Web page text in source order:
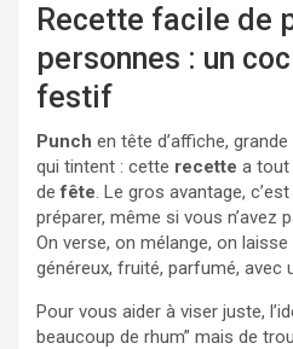
Recette facile de
personnes : un
festif
Punch en tête d’affiche,
qui tintent : cette recette a tout
defête. Le gros avantage,
préparer, même si vous n’avez
On verse, on mélange, on
généreux, fruité, parfumé, avec
Pour vous aider à viser juste,
beaucoup de rhum” mais de